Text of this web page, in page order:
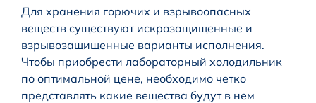
Для хранения горючих и взрывоопасных
веществ существуют искрозащищенные и
взрывозащищенные варианты исполнения.
Чтобы приобрести лабораторный холодильник
по оптимальной цене, необходимо четко
представлять какие вещества будут в нем